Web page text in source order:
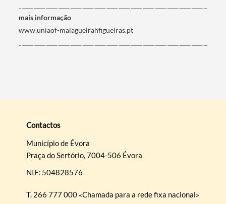
mais informação
www.uniaof-malagueirahfigueiras.pt
Contactos
Município de Évora
Praça do Sertório, 7004-506 Évora
NIF: 504828576
T. 266 777 000 «Chamada para a rede fixa nacional»